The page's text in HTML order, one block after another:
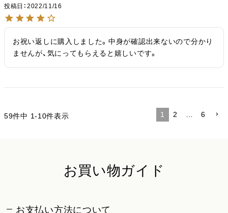
投稿日
2022/11/16
お祝い返しに購入しました。中身が確認出来ないので分かり
ませんが、気にってもらえると嬉しいです。
59件中 1-10件表示 1 2 6
お買い物ガイド
お支払い方法について